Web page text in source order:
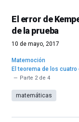
El error de
de la prueba
10 de mayo, 2017
Matemoción
El teorema de los cuatro
Parte 2 de 4
matemáticas